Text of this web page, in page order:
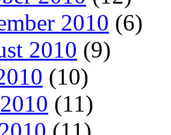
2010 (6)
2010 (9)
(10)
(11)